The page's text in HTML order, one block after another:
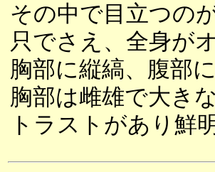
その中で目立つの
只でさえ、全身が
胸部に縦縞、腹部
胸部は雌雄で大き
トラストがあり鮮